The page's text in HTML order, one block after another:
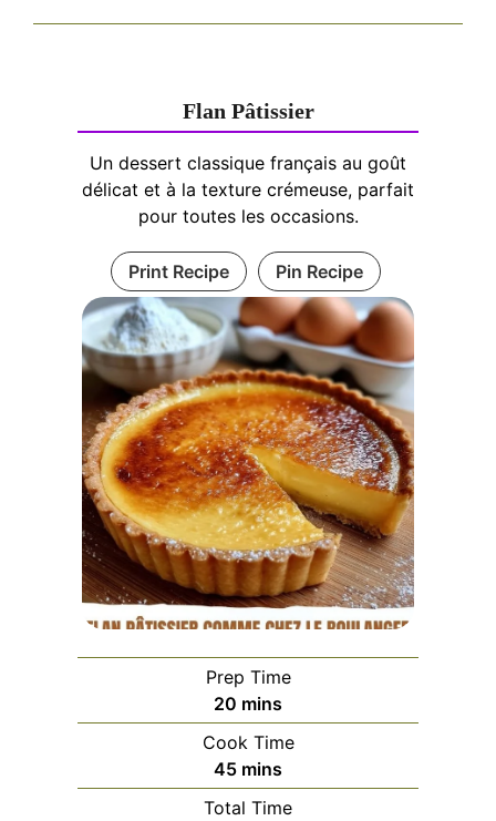
Flan Pâtissier
Un dessert classique français au goût
délicat et à la texture crémeuse, parfait
pour toutes les occasions.
Print Recipe Pin Recipe
Prep Time
20 minutes
mins
Cook Time
45minutes
mins
Total Time